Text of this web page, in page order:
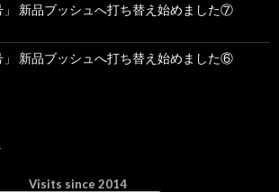
」 新品ブッシュへ打ち替え始めました⑦
」 新品ブッシュへ打ち替え始めました⑥
Visits since 2014